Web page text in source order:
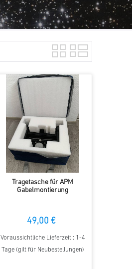
Tragetasche für APM
Gabelmontierung
49,00 €
Voraussichtliche Lieferzeit : 1-4
Tage (gilt für Neubestellungen)